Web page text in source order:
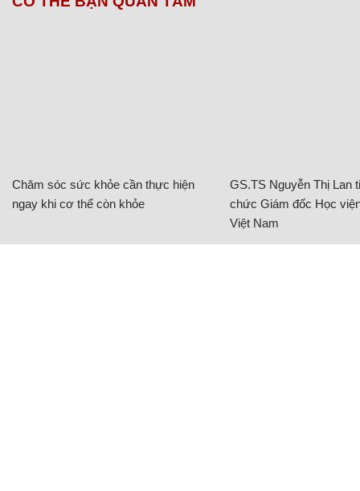
Chăm sóc sức khỏe cần thực hiện
ngay khi cơ thể còn khỏe
GS.TS Nguyễn Thị Lan
chức Giám đốc Học
Việt Nam